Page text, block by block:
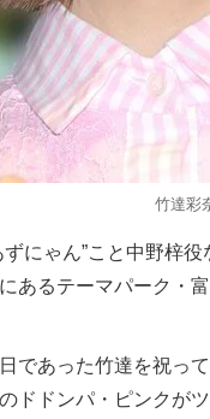
竹達彩
ずにゃん”こと中野梓
あるテーマパーク・
であった竹達を祝っ
ドドンパ・ピンクが